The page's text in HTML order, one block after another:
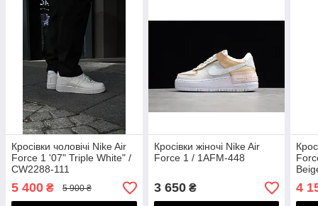
Кросівки чоловічі Nike Air
Force 1 '07" Triple White" /
CW2288-111
5 400 ₴ 5 900 ₴
Кросівки жіночі Nike Air
Force 1 / 1AFM-448
3 650₴ 4